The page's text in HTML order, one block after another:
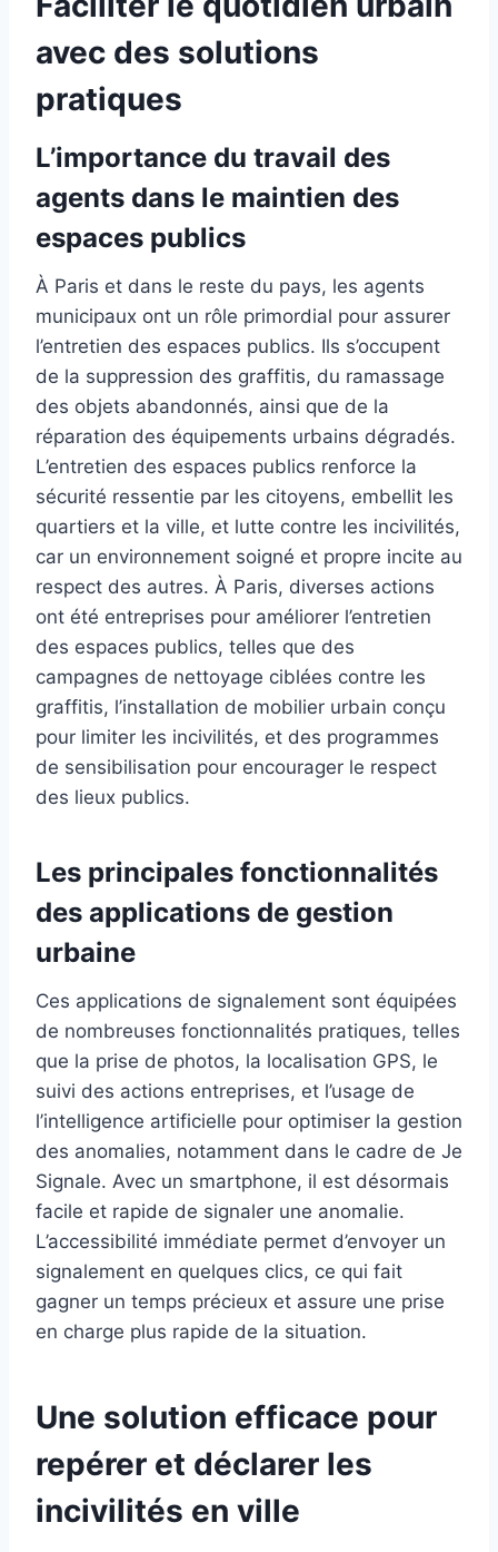
avec des solutions
pratiques
L’importance du travail des
agents dans le maintien des
espaces publics
À Paris et dans le reste du pays, les agents
municipaux ont un rôle primordial pour assurer
l’entretien des espaces publics. Ils s’occupent
de la suppression des graffitis, du ramassage
des objets abandonnés, ainsi que de la
réparation des équipements urbains dégradés.
L’entretien des espaces publics renforce la
sécurité ressentie par les citoyens, embellit les
quartiers et la ville, et lutte contre les incivilités,
car un environnement soigné et propre incite au
respect des autres. À Paris, diverses actions
ont été entreprises pour améliorer l’entretien
des espaces publics, telles que des
campagnes de nettoyage ciblées contre les
graffitis, l’installation de mobilier urbain conçu
pour limiter les incivilités, et des programmes
de sensibilisation pour encourager le respect
des lieux publics.
Les principales fonctionnalités
des applications de gestion
urbaine
Ces applications de signalement sont équipées
de nombreuses fonctionnalités pratiques, telles
que la prise de photos, la localisation GPS, le
suivi des actions entreprises, et l’usage de
l’intelligence artificielle pour optimiser la gestion
des anomalies, notamment dans le cadre de Je
Signale. Avec un smartphone, il est désormais
facile et rapide de signaler une anomalie.
L’accessibilité immédiate permet d’envoyer un
signalement en quelques clics, ce qui fait
gagner un temps précieux et assure une prise
en charge plus rapide de la situation.
Une solution efficace pour
repérer et déclarer les
incivilités en ville